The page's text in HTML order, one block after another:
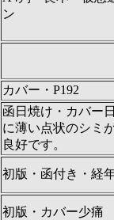
ン
カバー・P192
函日焼け・カバー
に薄い点状のシミ
良好です。
初版・函付き・経
初版・カバー少痛